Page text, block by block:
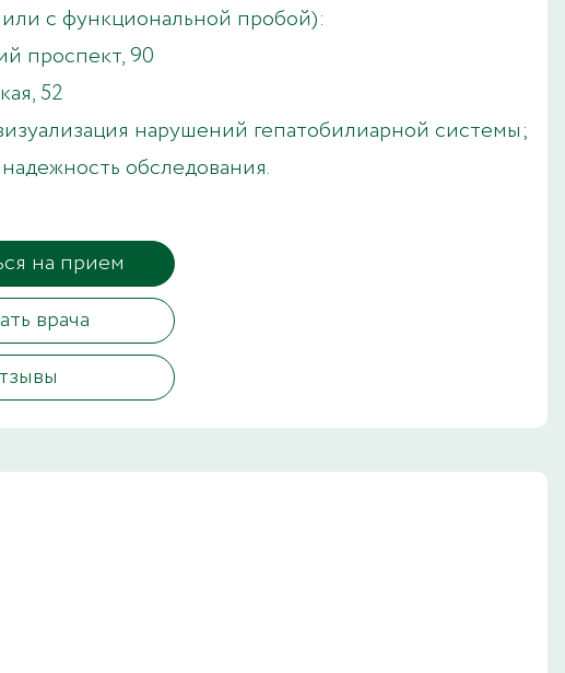
с функциональной пробой):
проспект, 90
52
нарушений гепатобилиарной системы;
обследования.
на прием
врача